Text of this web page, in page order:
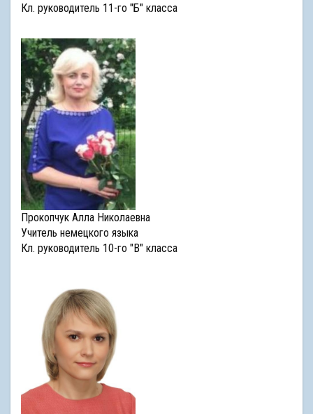
Кл. руководитель 11-го "Б" класса
Прокопчук Алла Николаевна
Учитель немецкого языка
Кл. руководитель 10-го "В" класса